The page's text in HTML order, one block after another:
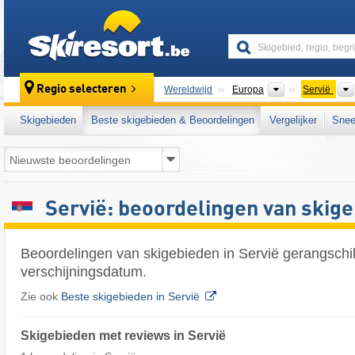
Regio selecteren Wereldwijd Europa Continenten
Servië
Skigebieden Beste skigebieden & Beoordelingen Vergelijker
Servië: beoordelingen van
Beoordelingen van skigebieden in Servië
verschijningsdatum.
Zie ook Beste skigebieden in Servië
Skigebieden met reviews in Servië